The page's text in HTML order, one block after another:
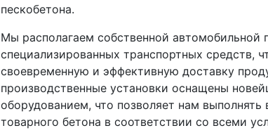
пескобетона.
Мы располагаем собственной автомобильной
специализированных транспортных средств,
своевременную и эффективную доставку
производственные установки оснащены
оборудованием, что позволяет нам
товарного бетона в соответствии со всеми